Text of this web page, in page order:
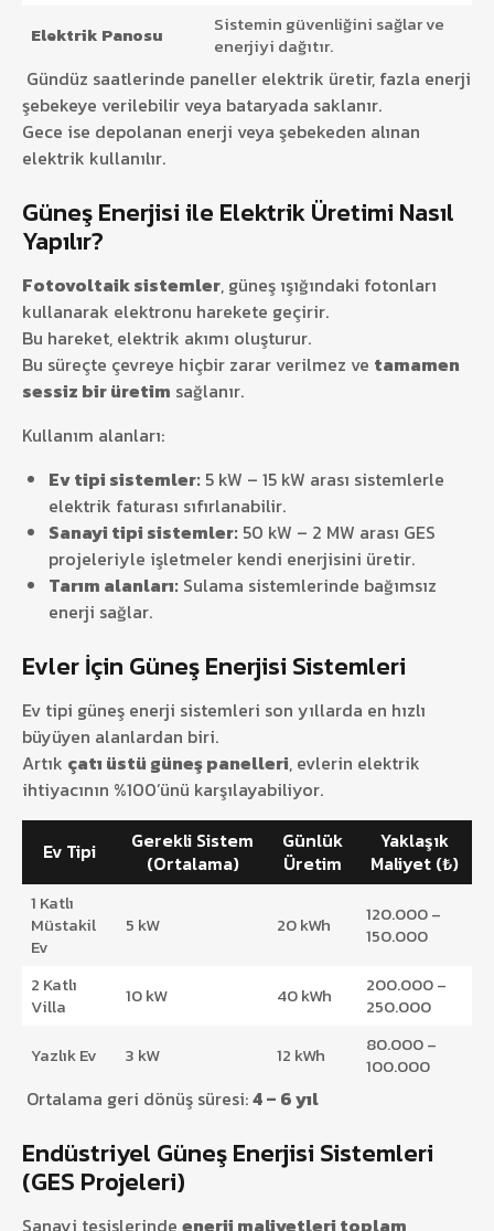
Elektrik Panosu
Sistemin güvenliğini sağlar ve
enerjiyi dağıtır.
Gündüz saatlerinde paneller elektrik üretir, fazla enerji
şebekeye verilebilir veya bataryada saklanır.
Gece ise depolanan enerji veya şebekeden alınan
elektrik kullanılır.
Güneş Enerjisi ile Elektrik Üretimi Nasıl
Yapılır?
Fotovoltaik sistemler, güneş ışığındaki fotonları
kullanarak elektronu harekete geçirir.
Bu hareket, elektrik akımı oluşturur.
Bu süreçte çevreye hiçbir zarar verilmez ve tamamen
sessiz bir üretim sağlanır.
Kullanım alanları:
Ev tipi sistemler: 5 kW – 15 kW arası sistemlerle
elektrik faturası sıfırlanabilir.
Sanayi tipi sistemler: 50 kW – 2 MW arası GES
projeleriyle işletmeler kendi enerjisini üretir.
Tarım alanları: Sulama sistemlerinde bağımsız
enerji sağlar.
Evler İçin Güneş Enerjisi Sistemleri
Ev tipi güneş enerji sistemleri son yıllarda en hızlı
büyüyen alanlardan biri.
Artık çatı üstü güneş panelleri, evlerin elektrik
ihtiyacının %100’ünü karşılayabiliyor.
Ev Tipi
Gerekli Sistem
(Ortalama)
Günlük
Üretim
Yaklaşık
Maliyet (₺)
1 Katlı
Müstakil
Ev
5 kW 20 kWh
120.000 –
150.000
2 Katlı
Villa
10 kW 40 kWh
200.000 –
250.000
Yazlık Ev
3 kW 12 kWh
80.000 –
100.000
Ortalama geri dönüş süresi:4 – 6 yıl
Endüstriyel Güneş Enerjisi Sistemleri
(GES Projeleri)
Sanayi tesislerinde enerji maliyetleri toplam